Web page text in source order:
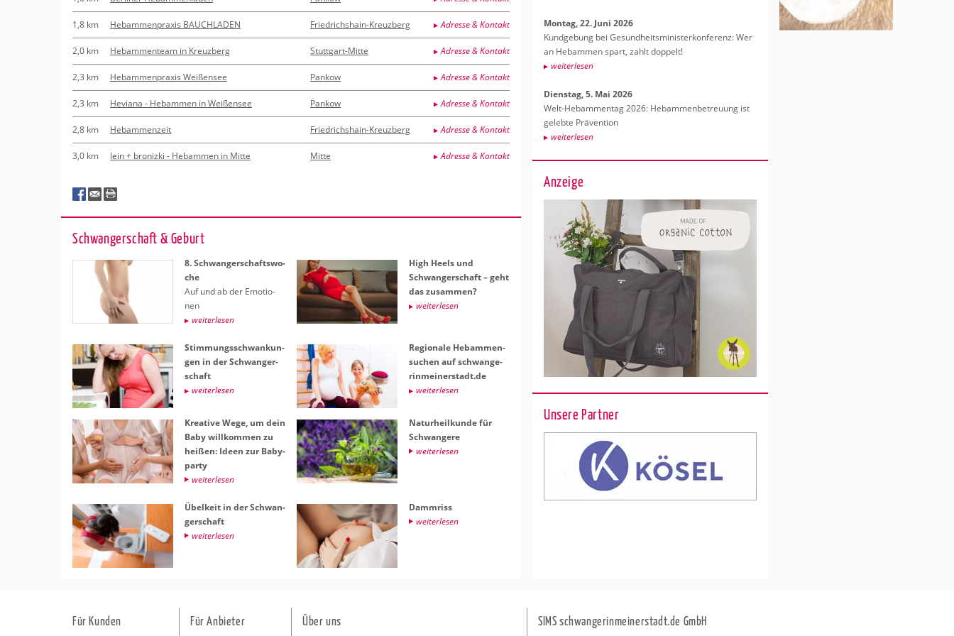
1,8 km Hebammenpraxis BAUCHLADEN Friedrichshain-Kreuzberg Adresse & Kontakt
2,0 km Hebammenteam in Kreuzberg Stuttgart-Mitte Adresse & Kontakt
2,3 km Hebammenpraxis Weißensee Pankow Adresse & Kontakt
2,3 km Heviana - Hebammen in Weißensee Pankow Adresse & Kontakt
2,8 km Hebammenzeit Friedrichshain-Kreuzberg Adresse & Kontakt
3,0 km lein + bronizki - Hebammen in Mitte Mitte Adresse & Kontakt
Schwan­ger­schaft & Ge­burt
8. Schwan­ger­schafts­wo­
che
Auf und ab der Emo­tio­
nen
wei­ter­le­sen
High Heels und
Schwan­ger­schaft – geht
das zu­sam­men?
wei­ter­le­sen
Stim­mungs­schwan­kun­
gen in der Schwan­ger­
schaft
wei­ter­le­sen
Re­gio­na­le Heb­am­men­
su­chen auf schwan­ge­
rin­mei­ner­stadt.de
wei­ter­le­sen
Krea­ti­ve Wege, um dein
Baby will­kom­men zu
hei­ßen: Ideen zur Ba­by­
par­ty
wei­ter­le­sen
Na­tur­heil­kun­de für
Schwan­ge­re
wei­ter­le­sen
Übel­keit in der Schwan­
ger­schaft
wei­ter­le­sen
Damm­riss
wei­ter­le­sen
Mon­tag, 22. Juni 2026
Kund­ge­bung bei Ge­sund­heits­mi­nis­ter­kon­fe­renz: Wer
an Heb­am­men spart, zahlt dop­pelt!
wei­ter­le­sen
Diens­tag, 5. Mai 2026
Welt-Heb­am­men­tag 2026: Heb­am­men­be­treu­ung ist
ge­leb­te Prä­ven­ti­on
wei­ter­le­sen
Anzeige
Unsere Partner
Für Kunden Für Anbieter Über uns SIMS schwangerinmeinerstadt.de GmbH